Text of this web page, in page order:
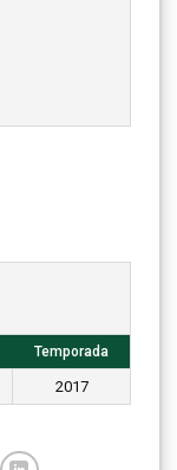
Temporada
2017